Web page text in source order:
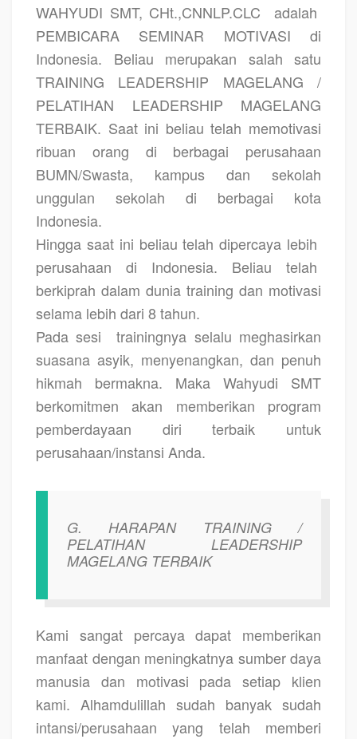
WAHYUDI SMT, CHt.,CNNLP.CLC
adalah
PEMBICARA SEMINAR MOTIVASI di
Indonesia. Beliau merupakan salah satu
TRAINING LEADERSHIP MAGELANG /
PELATIHAN LEADERSHIP MAGELANG
TERBAIK. Saat ini beliau telah memotivasi
ribuan orang di berbagai perusahaan
BUMN/Swasta, kampus dan sekolah
unggulan sekolah di berbagai kota
Indonesia.
Hingga saat ini beliau telah dipercaya lebih
perusahaan di Indonesia. Beliau telah
berkiprah dalam dunia training dan motivasi
selama lebih dari 8 tahun.
Pada sesi
trainingnya selalu meghasirkan
suasana asyik, menyenangkan, dan penuh
hikmah bermakna. Maka Wahyudi SMT
berkomitmen akan memberikan program
pemberdayaan diri terbaik untuk
perusahaan/instansi Anda.
G.
HARAPAN TRAINING /
PELATIHAN LEADERSHIP
MAGELANG TERBAIK
Kami sangat percaya dapat memberikan
manfaat dengan meningkatnya sumber daya
manusia dan motivasi pada setiap klien
kami. Alhamdulillah sudah banyak sudah
intansi/perusahaan yang telah memberi